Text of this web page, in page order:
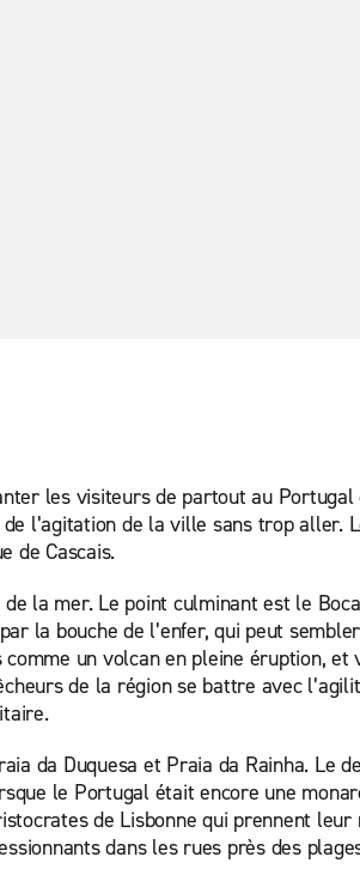
les visiteurs de partout au
l’agitation de la ville sans trop aller.
de Cascais.
la mer. Le point culminant est le
la bouche de l’enfer, qui peut
un volcan en pleine éruption, et
de la région se battre avec
da Duquesa et Praia da Rainha. Le
le Portugal était encore une
de Lisbonne qui prennent
dans les rues près des